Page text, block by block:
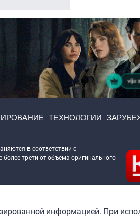
ТЕХНОЛОГИИ
в соответствии с
трети от объема оригинального
информацией. При